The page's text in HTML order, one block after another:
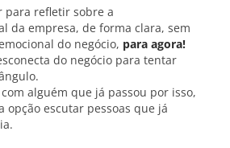
para refletir sobre a
da empresa, de forma clara, sem
do negócio, para agora!
do negócio para tentar
alguém que já passou por isso,
opção escutar pessoas que já